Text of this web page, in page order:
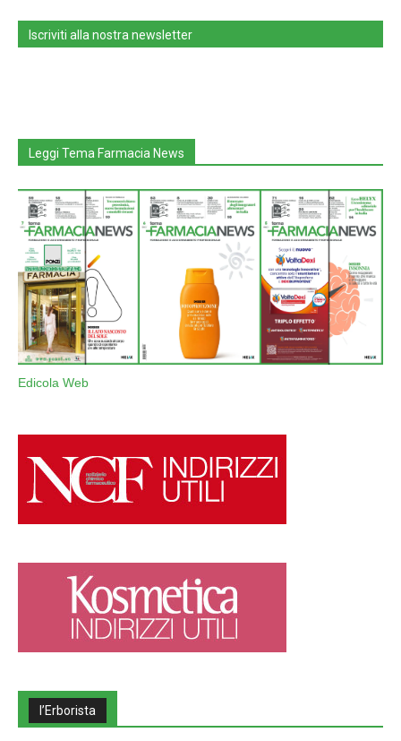
Iscriviti alla nostra newsletter
Leggi Tema Farmacia News
Edicola Web
l’Erborista